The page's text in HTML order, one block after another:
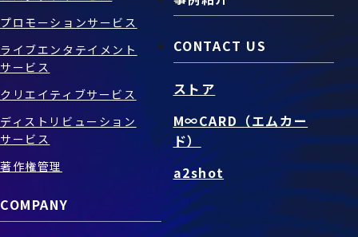
プロモーションサービス
ライブエンタテイメント
サービス
クリエイティブサービス
ディストリビューション
サービス
著作権管理
COMPANY
CONTACT US
ストア
M∞CARD（エムカー
ド）
a2shot